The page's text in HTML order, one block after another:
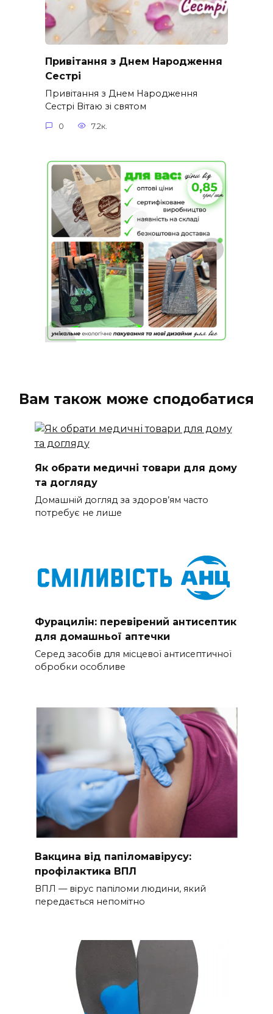
Привітання з Днем Народження
Сестрі
Привітання з Днем Народження
Сестрі Вітаю зі святом
0 7.2к.
Вам також може сподобатися
Як обрати медичні товари для дому
та догляду
Домашній догляд за здоров’ям часто
потребує не лише
Фурацилін: перевірений антисептик
для домашньої аптечки
Серед засобів для місцевої антисептичної
обробки особливе
Вакцина від папіломавірусу:
профілактика ВПЛ
ВПЛ — вірус папіломи людини, який
передається непомітно